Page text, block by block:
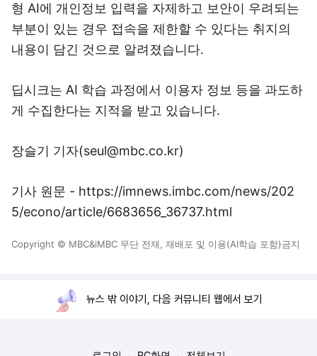
형 AI에 개인정보 입력을 자제하고 보안이 우려되는
부분이 있는 경우 접속을 제한할 수 있다는 취지의
내용이 담긴 것으로 알려졌습니다.
딥시크는 AI 학습 과정에서 이용자 정보 등을 과도하
게 수집한다는 지적을 받고 있습니다.
장슬기 기자(seul@mbc.co.kr)
기사 원문 - https://imnews.imbc.com/news/202
5/econo/article/6683656_36737.html
Copyright © MBC&iMBC 무단 전재, 재배포 및 이용(AI학습 포함)금지
뉴스 밖 이야기, 다음 커뮤니티 웹에서 보기